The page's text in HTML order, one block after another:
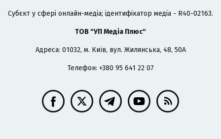
Cубєкт у сфері онлайн-медіа; ідентифікатор медіа - R40-02163.
ТОВ "УП Медіа Плюс"
Адреса: 01032, м. Київ, вул. Жилянська, 48, 50А
Телефон: +380 95 641 22 07